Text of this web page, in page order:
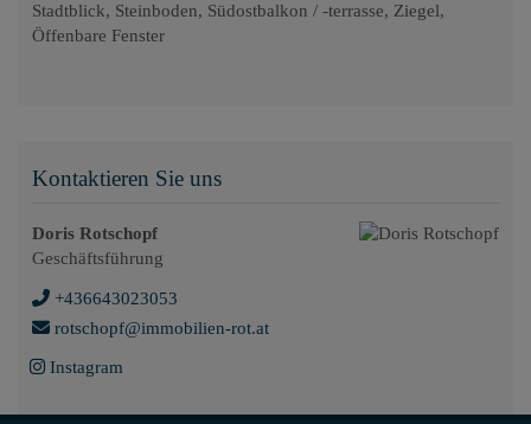
Stadtblick
Steinboden Südostbalkon / -terrasse
Ziegel
Öffenbare Fenster
Kontaktieren Sie uns
Doris Rotschopf
Geschäftsführung
+436643023053
rotschopf@immobilien-rot.at
Instagram